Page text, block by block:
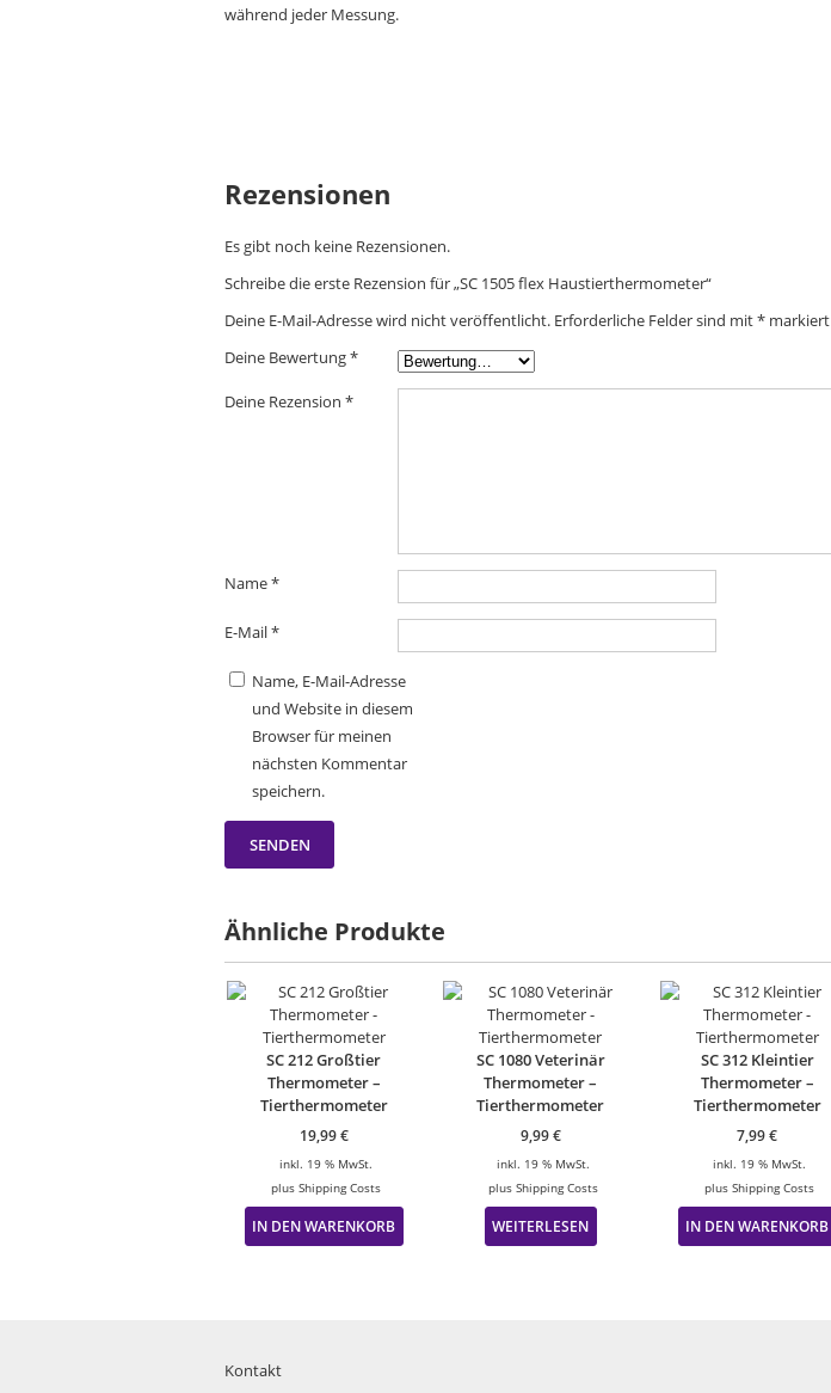
während jeder Messung.
Rezensionen
Es gibt noch keine Rezensionen.
Schreibe die erste Rezension für „SC 1505 flex Haustierthermometer“
Deine E-Mail-Adresse wird nicht veröffentlicht. Erforderliche Felder sind mit* markiert
Deine Bewertung*
Deine Rezension *
Name*
E-Mail*
Name, E-Mail-Adresse
und Website in diesem
Browser für meinen
nächsten Kommentar
speichern.
Ähnliche Produkte
SC 212 Großtier
Thermometer –
Tierthermometer
19,99€
inkl. 19 % MwSt.
plusShipping Costs
IN DEN WARENKORB
SC 1080 Veterinär
Thermometer –
Tierthermometer
9,99€
inkl. 19 % MwSt.
plus Shipping Costs
WEITERLESEN
SC 312 Kleintier
Thermometer –
Tierthermometer
7,99€
inkl. 19 % MwSt.
plusShipping Costs
IN DEN WARENKORB
Kontakt